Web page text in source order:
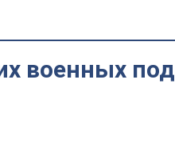
военных под